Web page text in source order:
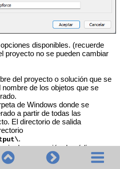
disponibles. (recuerde
proyecto no se pueden cambiar
del proyecto o solución que se
nombre de los objetos que se
de Windows donde se
a partir de todas las
El directorio de salida
.
de generación de código que
los archivos de asignación que
más información sobre cómo